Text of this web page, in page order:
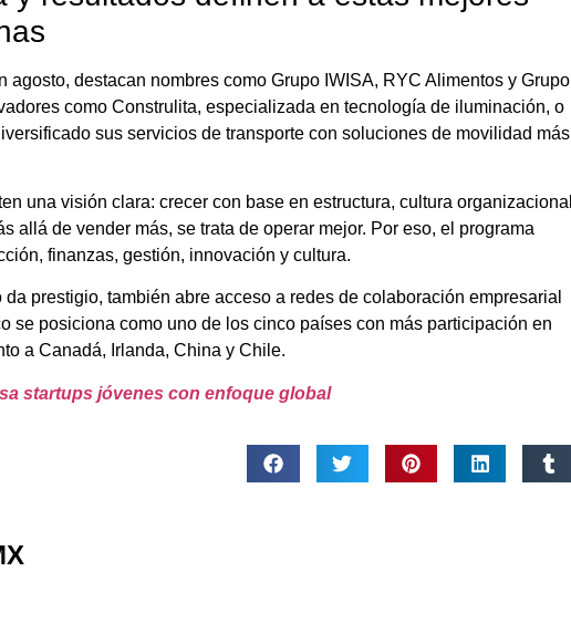
agosto, destacan nombres como Grupo IWISA, RYC Alimentos y Grupo
como Construlita, especializada en tecnología de iluminación, o
sus servicios de transporte con soluciones de movilidad más
una visión clara: crecer con base en estructura, cultura organizacional
allá de vender más, se trata de operar mejor. Por eso, el programa
finanzas, gestión, innovación y cultura.
prestigio, también abre acceso a redes de colaboración empresarial
se posiciona como uno de los cinco países con más participación en
a Canadá, Irlanda, China y Chile.
startups jóvenes con enfoque global